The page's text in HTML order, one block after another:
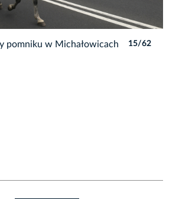
pomniku w Michałowicach 15/62